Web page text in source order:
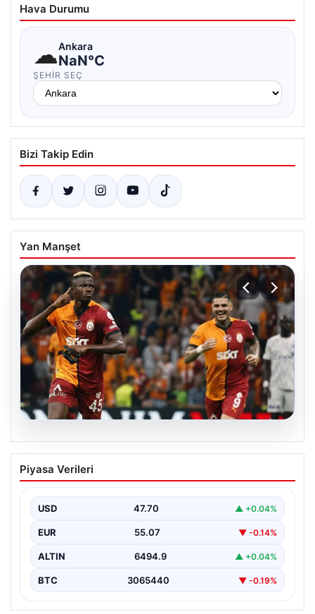
Hava Durumu
☁Ankara
NaN°C
ŞEHIR SEÇ
Bizi Takip Edin
Yan Manşet
06.08.2026
Osimhen’den Icardi tepkisi! Yönetimin o
teklifini reddetti
Piyasa Verileri
USD 47.70 ▲ +0.04%
EUR 55.07 ▼ -0.14%
ALTIN 6494.9 ▲ +0.04%
BTC 3065440 ▼ -0.19%